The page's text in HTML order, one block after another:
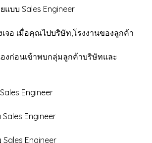
แบบ Sales Engineer
จอ เมื่อคุณไปบริษัท,โรงงานของลูกค้า
องก่อนเข้าพบกลุ่มลูกค้าบริษัทและ
Engineer
Engineer
Engineer